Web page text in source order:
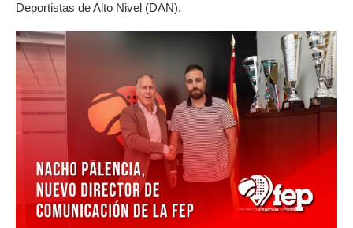
Deportistas de Alto Nivel (DAN).